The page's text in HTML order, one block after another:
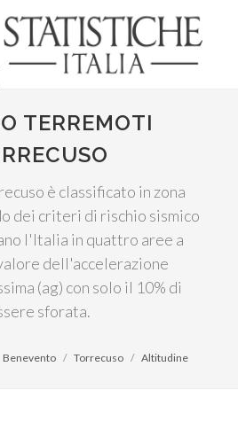
TERREMOTI
è classificato in zona
dei criteri di rischio sismico
l'Italia in quattro aree a
dell'accelerazione
(ag) con solo il 10% di
sforata.
Benevento Torrecuso Altitudine